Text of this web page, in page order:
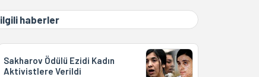
ilgili haberler
Sakharov Ödülü Ezidi Kadın
Aktivistlere Verildi